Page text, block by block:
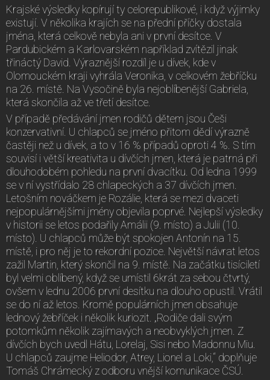
Krajské výsledky kopírují ty celorepublikové, i když výjimky
existují. V několika krajích se na přední příčky dostala
jména, která celkově nebyla ani v první desítce. V
Pardubickém a Karlovarském například zvítězil jinak
třináctý David. Výraznější rozdíl je u dívek, kde v
Olomouckém kraji vyhrála Veronika, v celkovém žebříčku
na 26. místě. Na Vysočině byla nejoblíbenější Gabriela,
která skončila až ve třetí desítce.
V případě předávání jmen rodičů dětem jsou Češi
konzervativní. U chlapců se jméno přitom dědí výrazně
častěji než u dívek, a to v 16 % případů oproti 4 %. S tím
souvisí i větší kreativita u dívčích jmen, která je patrná při
dlouhodobém pohledu na první dvacítku. Od ledna 1999
se v ní vystřídalo 28 chlapeckých a 37 dívčích jmen.
Letošním nováčkem je Rozálie, která se mezi dvaceti
nejpopulárnějšími jmény objevila poprvé. Nejlepší výsledky
v historii se letos podařily Amálii (9. místo) a Julii (10.
místo). U chlapců může být spokojen Antonín na 15.
místě, i pro něj je to rekordní pozice. Největší návrat letos
zažil Martin, který skončil na 9. místě. Na začátku tisíciletí
byl velmi oblíbený, když se umístil 6krát za sebou čtvrtý,
ovšem v lednu 2006 první desítku na dlouho opustil. Vrátil
se do ní až letos. Kromě populárních jmen obsahuje
lednový žebříček i několik kuriozit. „Rodiče dali svým
potomkům několik zajímavých a neobvyklých jmen. Z
dívčích bych uvedl Hátu, Lorelaj, Sisi nebo Madonnu Miu.
U chlapců zaujme Heliodor, Atrey, Lionel a Loki,“ doplňuje
Tomáš Chrámecký z odboru vnější komunikace ČSÚ.